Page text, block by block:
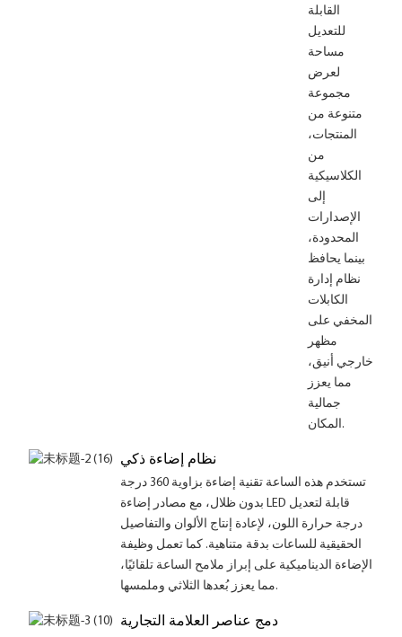
القابلة
للتعديل
مساحة
لعرض
مجموعة
متنوعة من
المنتجات،
من
الكلاسيكية
إلى
الإصدارات
المحدودة،
بينما يحافظ
نظام إدارة
الكابلات
المخفي على
مظهر
خارجي أنيق،
مما يعزز
جمالية
المكان.
نظام إضاءة ذكي
تستخدم هذه الساعة تقنية إضاءة بزاوية 360 درجة
بدون ظلال، مع مصادر إضاءة LED قابلة لتعديل
درجة حرارة اللون، لإعادة إنتاج الألوان والتفاصيل
الحقيقية للساعات بدقة متناهية. كما تعمل وظيفة
الإضاءة الديناميكية على إبراز ملامح الساعة تلقائيًا،
مما يعزز بُعدها الثلاثي وملمسها.
دمج عناصر العلامة التجارية